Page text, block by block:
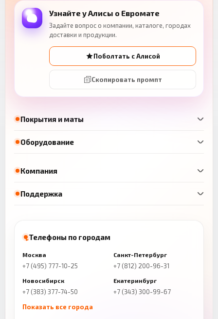
Покрытия и маты
Оборудование
Узнайте у Алисы о Евромате
Задайте вопрос о компании, каталоге, городах
доставки и продукции.
Поболтать с Алисой
Скопировать промпт
Компания
Поддержка
Телефоны по городам
Москва
+7 (495) 777-10-25
Санкт-Петербург
+7 (812) 200-96-31
Новосибирск
+7 (383) 377-74-50
Екатеринбург
+7 (343) 300-99-67
Показать все города